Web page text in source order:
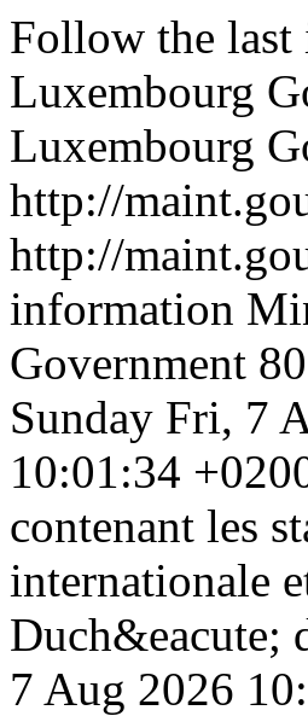
Follow the
Luxembourg
Luxembourg
http://
http://
information
Government 80
Sunday Fri, 7
10:01:34
contenant les
internationale
Duch&eacute;
7 Aug 2026